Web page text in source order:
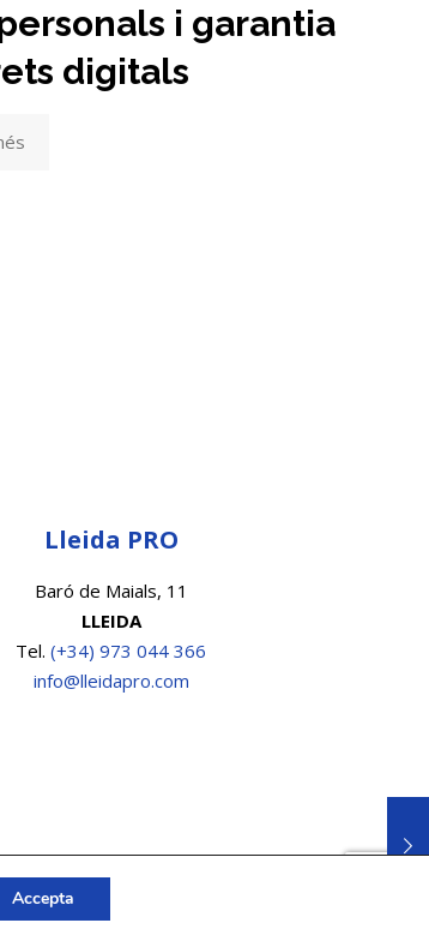
i garantia
digitals
Lleida PRO
Baró de Maials, 11
LLEIDA
Tel.(+34) 973 044 366
info@lleidapro.com
Accepta